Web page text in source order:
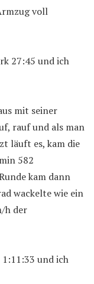
voll
27:45 und ich
mit seiner
rauf und als man
läuft es, kam die
582
kam dann
wackelte wie ein
h der
und ich